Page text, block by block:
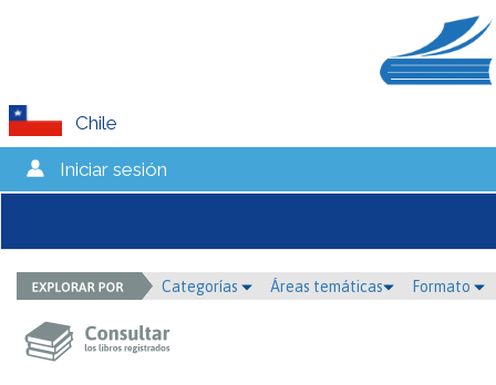
Chile
Iniciar sesión
Categorías Áreas temáticas Formato